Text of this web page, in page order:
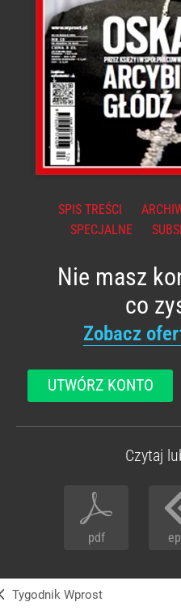
SPIS TREŚCI
SPECJALNE
Nie masz
co
Zobacz
UTWÓRZ KONTO
Czytaj
pdf
Tygodnik Wprost